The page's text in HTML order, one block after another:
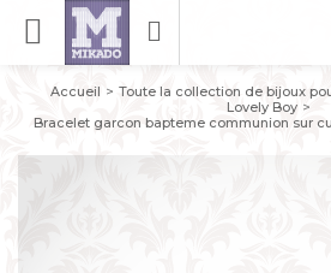
Accueil Toute la collection de bijoux
Lovely Boy
Bracelet garcon bapteme communion sur